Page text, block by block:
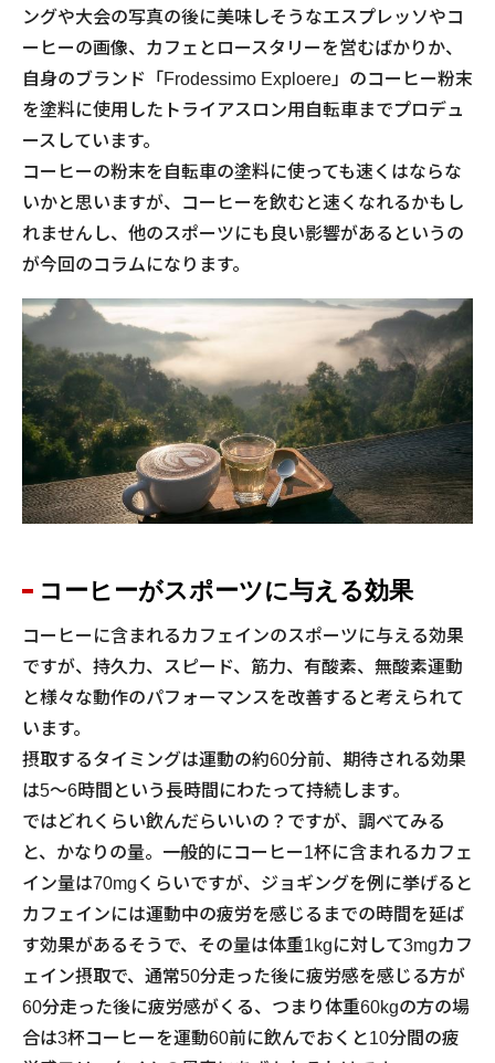
ングや大会の写真の後に美味しそうなエスプレッソやコ
ーヒーの画像、カフェとロースタリーを営むばかりか、
自身のブランド「Frodessimo Exploere」のコーヒー粉末
を塗料に使用したトライアスロン用自転車までプロデュ
ースしています。
コーヒーの粉末を自転車の塗料に使っても速くはならな
いかと思いますが、コーヒーを飲むと速くなれるかもし
れませんし、他のスポーツにも良い影響があるというの
が今回のコラムになります。
コーヒーがスポーツに与える効果
コーヒーに含まれるカフェインのスポーツに与える効果
ですが、持久力、スピード、筋力、有酸素、無酸素運動
と様々な動作のパフォーマンスを改善すると考えられて
います。
摂取するタイミングは運動の約60分前、期待される効果
は5～6時間という長時間にわたって持続します。
ではどれくらい飲んだらいいの？ですが、調べてみる
と、かなりの量。一般的にコーヒー1杯に含まれるカフェ
イン量は70mgくらいですが、ジョギングを例に挙げると
カフェインには運動中の疲労を感じるまでの時間を延ば
す効果があるそうで、その量は体重1kgに対して3mgカフ
ェイン摂取で、通常50分走った後に疲労感を感じる方が
60分走った後に疲労感がくる、つまり体重60kgの方の場
合は3杯コーヒーを運動60前に飲んでおくと10分間の疲